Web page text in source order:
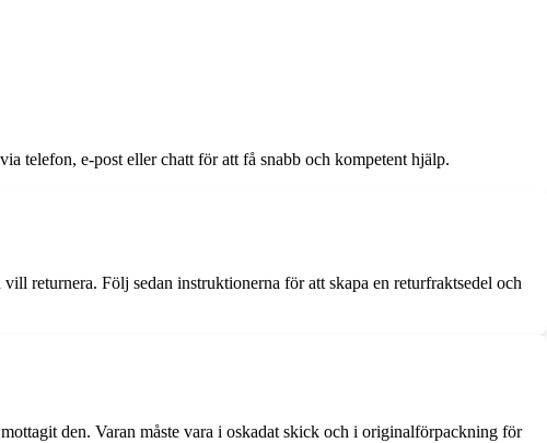
telefon, e-post eller chatt för att få snabb och kompetent hjälp.
returnera. Följ sedan instruktionerna för att skapa en returfraktsedel och
den. Varan måste vara i oskadat skick och i originalförpackning för